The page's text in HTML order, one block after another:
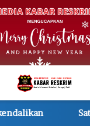
Ekor Monyet